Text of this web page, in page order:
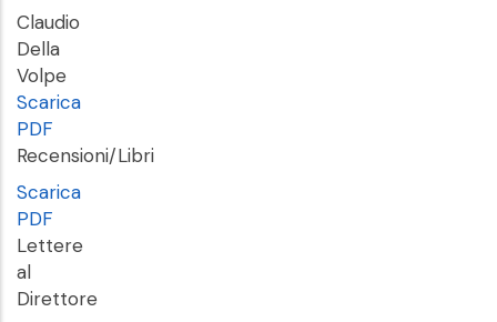
Claudio
Della
Volpe
Scarica
PDF
Recensioni/Libri
Scarica
PDF
Lettere
al
Direttore